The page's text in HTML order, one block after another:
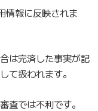
情報に反映されま
は完済した事実が記
て扱われます。
査では不利です。